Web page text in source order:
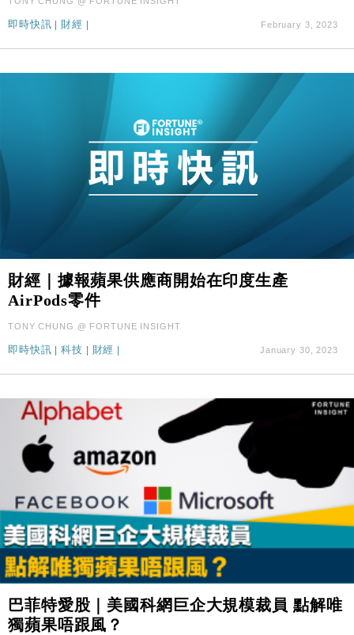
即時快訊 財經 February 3, 2023
財經｜據報蘋果供應商開始在印度生產
AirPods零件
TONY CHUNG @ FORTUNE INSIGHT
即時快訊 |科技 | 財經 | January 30, 2023
巴菲特愛股｜美國科網巨企大規模裁員 點解唯
獨蘋果唔跟風？